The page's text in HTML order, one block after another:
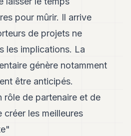
pour mûrir. Il arrive
de projets ne
les implications. La
génère notamment
être anticipés.
rôle de partenaire et de
les meilleures